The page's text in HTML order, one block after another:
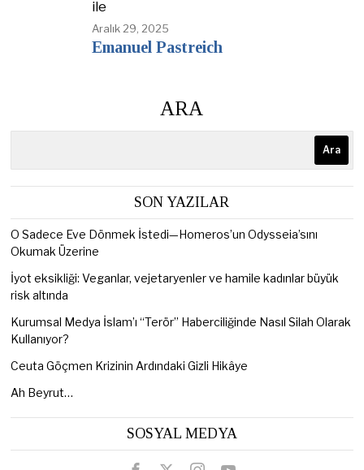
ile
Aralık 29, 2025
Emanuel Pastreich
ARA
Ara
SON YAZILAR
O Sadece Eve Dönmek İstedi—Homeros’un Odysseia’sını
Okumak Üzerine
İyot eksikliği: Veganlar, vejetaryenler ve hamile kadınlar büyük
risk altında
Kurumsal Medya İslam’ı “Terör” Haberciliğinde Nasıl Silah Olarak
Kullanıyor?
Ceuta Göçmen Krizinin Ardındaki Gizli Hikâye
Ah Beyrut…
SOSYAL MEDYA